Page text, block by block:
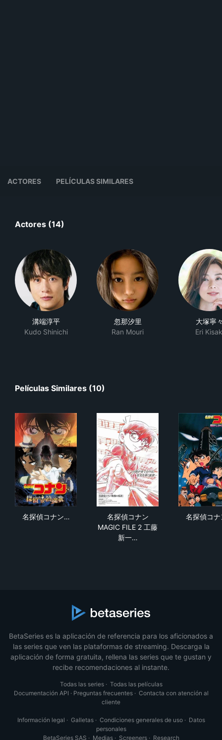
ACTORES PELÍCULAS SIMILARES
Actores (14)
溝端淳平
Kudo Shinichi
忽那汐里
Ran Mouri
大塚寧
Eri
Películas Similares (10)
名探偵コナン…
名探偵コナン
MAGIC FILE 2 工藤
新一…
名探偵コ
BetaSeries es la aplicación de referencia para los aficionados a
las series que ven las plataformas de streaming. Descarga la
aplicación de forma gratuita, rellena las series que te gustan y
recibe recomendaciones al instante.
Todas las series· Todas las películas
Documentación API · Preguntas frecuentes· Contacta con atención al
cliente
Información legal · Galletas· Condiciones generales de uso· Datos
personales
BetaSeries SAS · Medias· Screeners· Research